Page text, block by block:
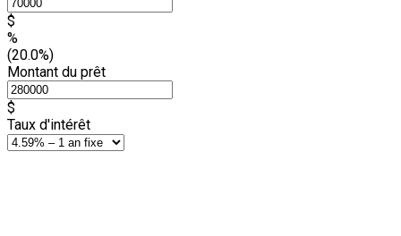
$
%
(20.0%)
Montant du prêt
$
Taux d'intérêt